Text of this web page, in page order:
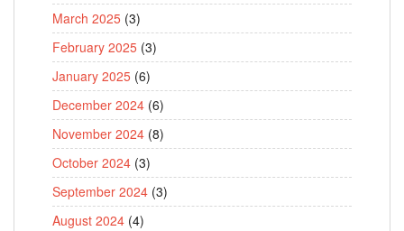
March 2025 (3)
February 2025 (3)
January 2025 (6)
December 2024 (6)
November 2024 (8)
October 2024 (3)
September 2024 (3)
August 2024 (4)